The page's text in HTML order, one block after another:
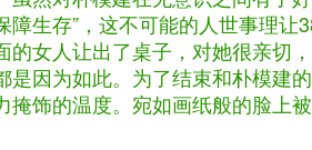
生存”，这不可能的人世事理
女人让出了桌子，对她很亲切
因为如此。为了结束和朴模建
饰的温度。宛如画纸般的脸上